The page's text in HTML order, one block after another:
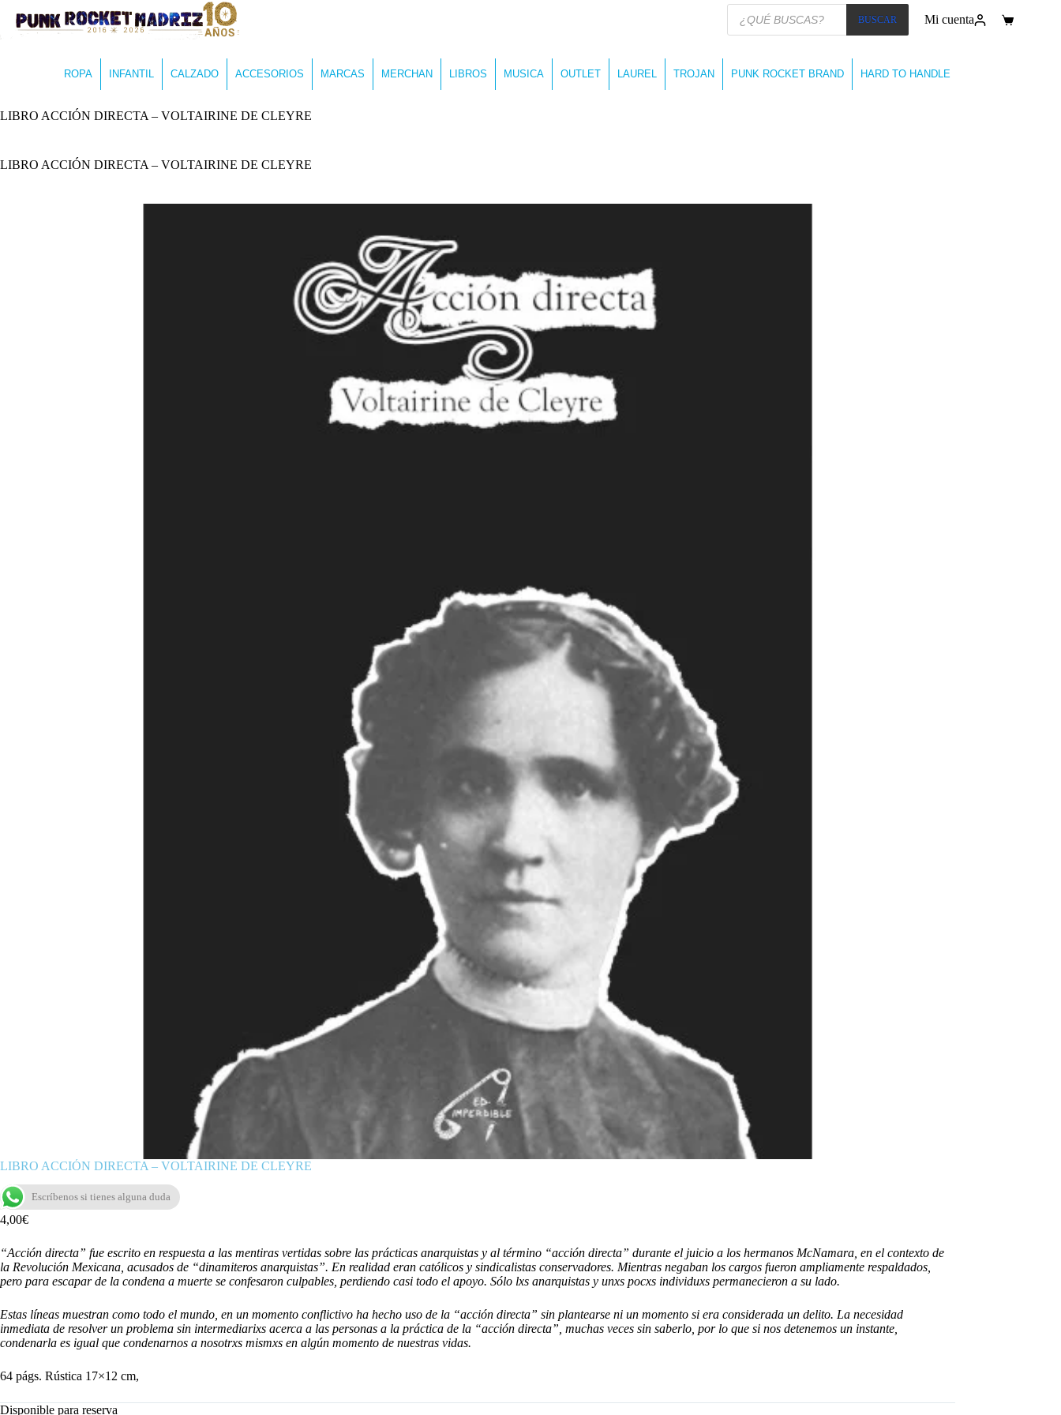
Búsqueda
productos
BUSCAR Mi cuenta
Carro
ROPA INFANTIL CALZADO ACCESORIOS MARCAS MERCHAN LIBROS MUSICA OUTLET LAUREL TROJAN PUNK ROCKET BRAND HARD TO HANDLE
LIBRO ACCIÓN DIRECTA – VOLTAIRINE DE CLEYRE
LIBRO ACCIÓN DIRECTA – VOLTAIRINE DE CLEYRE
LIBRO ACCIÓN DIRECTA – VOLTAIRINE DE CLEYRE
Escríbenos si tienes alguna duda
4,00€
“Acción directa” fue escrito en respuesta a las mentiras vertidas sobre las prácticas anarquistas y al término “acción directa” durante el juicio a los hermanos McNamara, en el contexto de
la Revolución Mexicana, acusados de “dinamiteros anarquistas”. En realidad eran católicos y sindicalistas conservadores. Mientras negaban los cargos fueron ampliamente respaldados,
pero para escapar de la condena a muerte se confesaron culpables, perdiendo casi todo el apoyo. Sólo lxs anarquistas y unxs pocxs individuxs permanecieron a su lado.
Estas líneas muestran como todo el mundo, en un momento conflictivo ha hecho uso de la “acción directa” sin plantearse ni un momento si era considerada un delito. La necesidad
inmediata de resolver un problema sin intermediarixs acerca a las personas a la práctica de la “acción directa”, muchas veces sin saberlo, por lo que si nos detenemos un instante,
condenarla es igual que condenarnos a nosotrxs mismxs en algún momento de nuestras vidas.
64 págs. Rústica 17×12 cm,
Disponible para reserva